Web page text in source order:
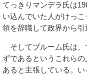
てっきりマンデラ氏は
い込んでいた人がけっ
領を辞職して政界から引
そしてブルーム氏は、
ずであるというこれら
あると主張している。い